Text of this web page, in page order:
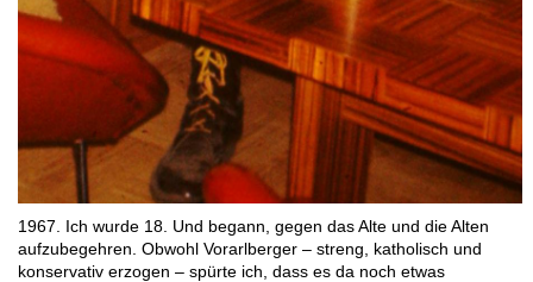
1967. Ich wurde 18. Und begann, gegen das Alte und die Alten
aufzubegehren. Obwohl Vorarlberger – streng, katholisch und
konservativ erzogen – spürte ich, dass es da noch etwas